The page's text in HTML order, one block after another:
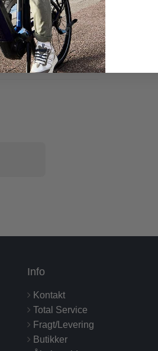
Info
Kontakt
Total Service
Fragt/Levering
Butikker